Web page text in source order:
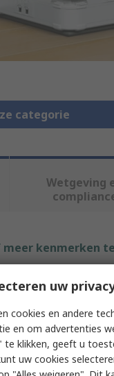
categorie
Wetgeving
kenmerken
uw
cookies en andere
en om advertenties
te klikken, geeft u
uw cookies